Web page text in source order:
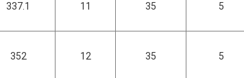
337.1 11 35 5
352 12 35 5